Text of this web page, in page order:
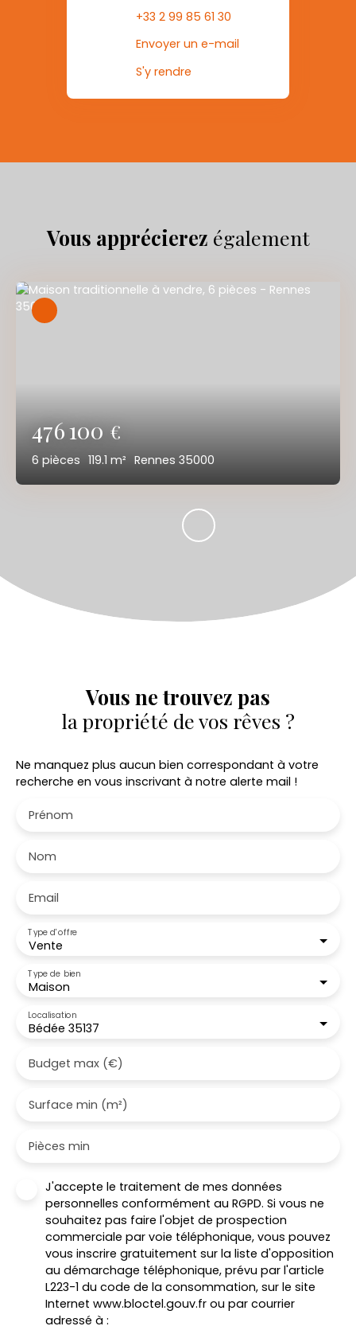
+33 2 99 85 61 30
Envoyer un e-mail
S'y rendre
Vous apprécierez également
476 100€
6 pièces 119.1 m² Rennes 35000
Vous ne trouvez pas
la propriété de vos rêves ?
Ne manquez plus aucun bien correspondant à votre
recherche en vous inscrivant à notre alerte mail !
Prénom
Nom
Email
Vente
Type d'offre
Maison
Type de bien
Bédée 35137
Localisation
Budget max (€)
Surface min (m²)
Pièces min
J'accepte le traitement de mes données
personnelles conformément au RGPD. Si vous ne
souhaitez pas faire l'objet de prospection
commerciale par voie téléphonique, vous pouvez
vous inscrire gratuitement sur la liste d'opposition
au démarchage téléphonique, prévu par l'article
L223-1 du code de la consommation, sur le site
Internet www.bloctel.gouv.fr ou par courrier
adressé à :